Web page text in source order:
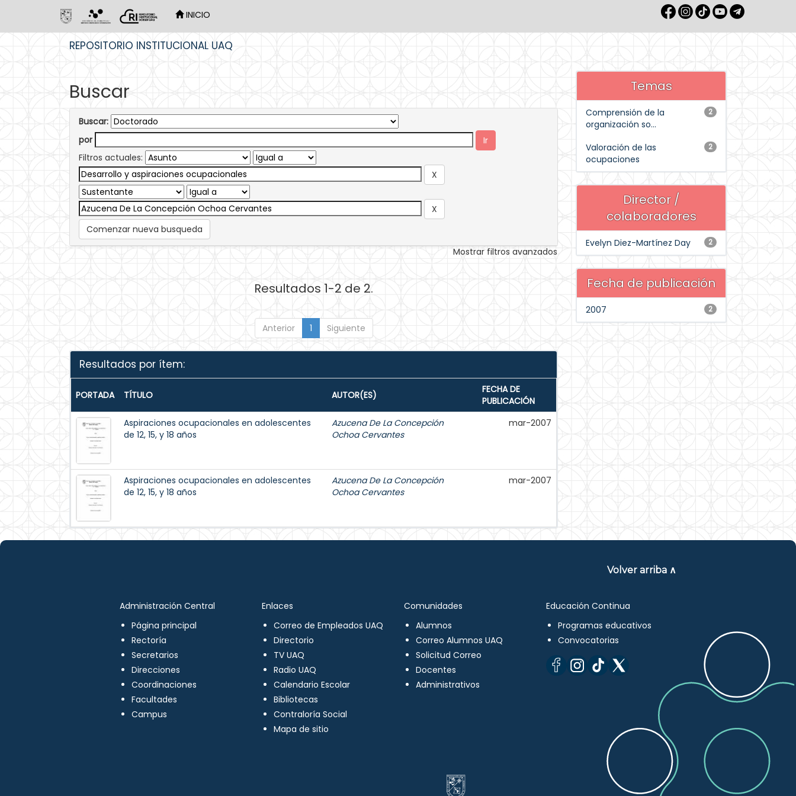
INICIO
REPOSITORIO INSTITUCIONAL UAQ
Buscar
Buscar:
por
Filtros actuales:
Comenzar nueva busqueda
Mostrar filtros avanzados
Resultados 1-2 de 2.
Anterior 1 Siguiente
Resultados por ítem:
PORTADA TÍTULO AUTOR(ES)
FECHA DE
PUBLICACIÓN
Aspiraciones ocupacionales en adolescentes
de 12, 15, y 18 años
Azucena De La Concepción
Ochoa Cervantes
mar-2007
Aspiraciones ocupacionales en adolescentes
de 12, 15, y 18 años
Azucena De La Concepción
Ochoa Cervantes
mar-2007
Temas
2
Comprensión de la
organización so...
2
Valoración de las
ocupaciones
Director /
colaboradores
2
Evelyn Diez-Martínez Day
Fecha de publicación
2
2007
Volver arriba ∧
Administración Central
Página principal
Rectoría
Secretarios
Direcciones
Coordinaciones
Facultades
Campus
Enlaces
Correo de Empleados UAQ
Directorio
TV UAQ
Radio UAQ
Calendario Escolar
Bibliotecas
Contraloría Social
Mapa de sitio
Comunidades
Alumnos
Correo Alumnos UAQ
Solicitud Correo
Docentes
Administrativos
Educación Continua
Programas educativos
Convocatorias